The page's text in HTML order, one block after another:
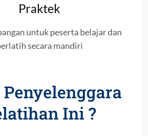
Praktek
untuk peserta belajar dan
secara mandiri
Penyelenggara
Ini ?